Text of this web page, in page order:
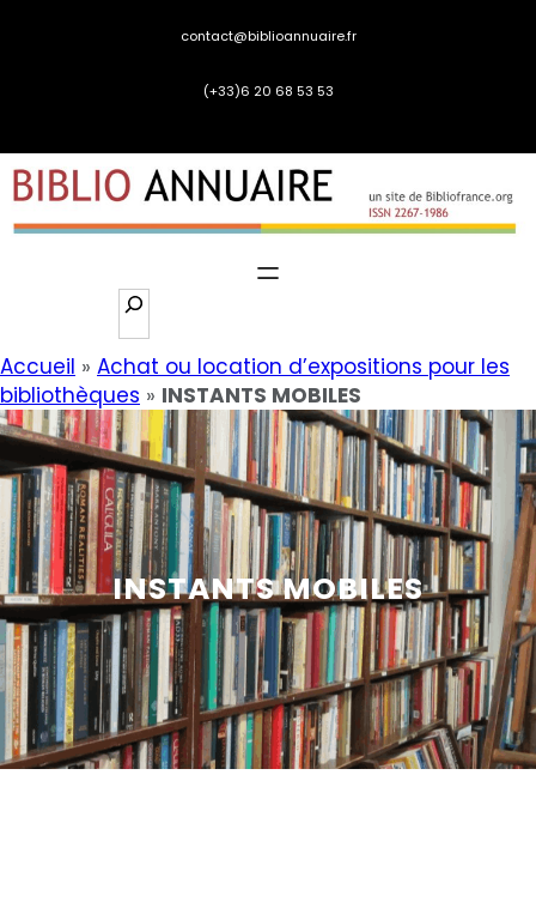
contact@biblioannuaire.fr
(+33)6 20 68 53 53
S
e
a
r
c
h
Accueil » Achat ou location d’expositions pour les
bibliothèques » INSTANTS MOBILES
INSTANTS MOBILES